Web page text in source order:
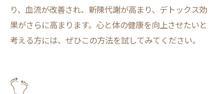
り、血流が改善され、新陳代謝が高まり、デトックス効
果がさらに高まります。心と体の健康を向上させたいと
考える方には、ぜひこの方法を試してみてください。